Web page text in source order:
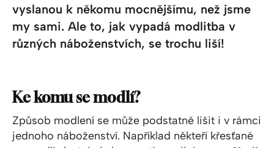
vyslanou k někomu mocnějšímu, než jsme
my sami. Ale to, jak vypadá modlitba v
různých náboženstvích, se trochu liší!
Ke komu se modlí?
Způsob modlení se může podstatně lišit i v rámci
jednoho náboženství. Například někteří křesťané